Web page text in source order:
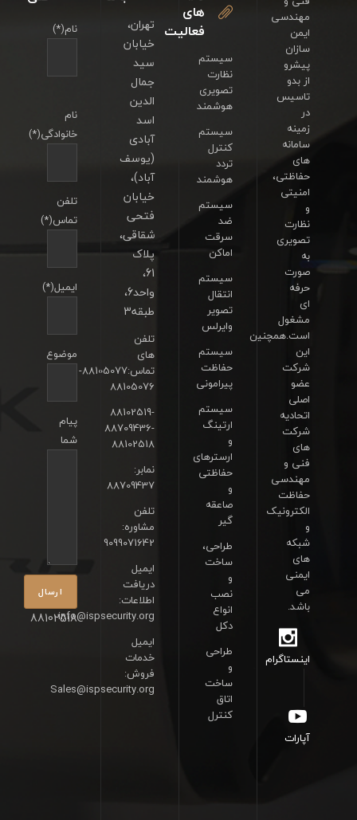
نام(*)
نام
خانوادگی(*)
تلفن
تماس(*)
ایمیل(*)
موضوع
پیام
شما
88102518
تهران،
خیابان
سید
جمال
الدین
اسد
آبادی
(یوسف
آباد)،
خیابان
فتحی
شقاقی،
پلاک
61،
واحد6،
طبقه3
تلفن
های
تماس:88105077-
88105076
88102519-
88709436-
88102518
نمابر:
88709437
تلفن
مشاوره:
9099071642
ایمیل
دریافت
اطلاعات:
info@ispsecurity.org
ایمیل
خدمات
فروش:
Sales@ispsecurity.org
های
فعالیت
سیستم
نظارت
تصویری
هوشمند
سیستم
کنترل
تردد
هوشمند
سیستم
ضد
سرقت
اماکن
سیستم
انتقال
تصویر
وایرلس
سیستم
حفاظت
پیرامونی
سیستم
ارتینگ
و
ارسترهای
حفاظتی
و
صاعقه
گیر
طراحی،
ساخت
و
نصب
انواع
دکل
طراحی
و
ساخت
اتاق
کنترل
مهندسی
ایمن
سازان
پیشرو
از بدو
تاسیس
در
زمینه
سامانه
های
حفاظتی،
امنیتی
و
نظارت
تصویری
به
صورت
حرفه
ای
مشغول
است.همچنین
این
شرکت
عضو
اصلی
اتحادیه
شرکت
های
فنی و
مهندسی
حفاظت
الکترونیک
و
شبکه
های
ایمنی
می
باشد.
اینستاگرام
آپارات